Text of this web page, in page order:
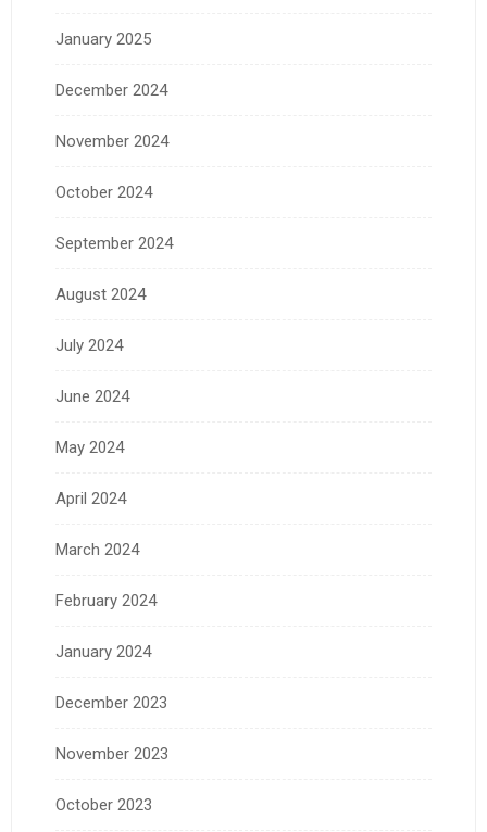
January 2025
December 2024
November 2024
October 2024
September 2024
August 2024
July 2024
June 2024
May 2024
April 2024
March 2024
February 2024
January 2024
December 2023
November 2023
October 2023